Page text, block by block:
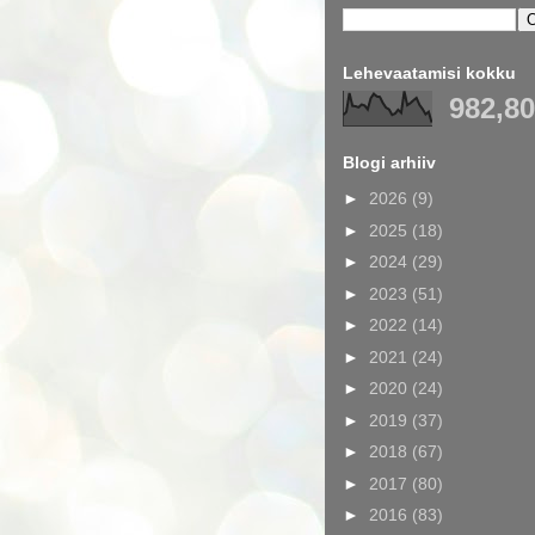
Lehevaatamisi kokku
Blogi arhiiv
► 2026 (9)
► 2025 (18)
► 2024 (29)
► 2023 (51)
► 2022 (14)
► 2021 (24)
► 2020 (24)
► 2019 (37)
► 2018 (67)
► 2017 (80)
► 2016 (83)